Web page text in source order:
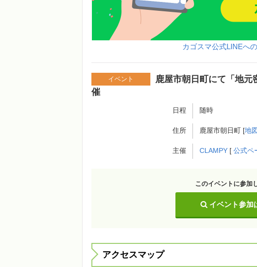
カゴスマ公式LINEへ
鹿屋市朝日町にて「地元
催
日程 随時
住所 鹿屋市朝日町 [地
主催 CLAMPY [公式ペ
イベント
このイベントに参加
イベント参加
アクセスマップ